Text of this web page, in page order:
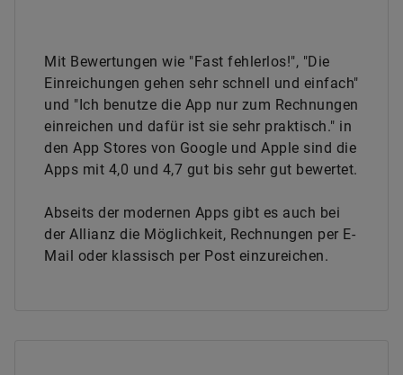
Mit Bewertungen wie "Fast fehlerlos!", "Die
Einreichungen gehen sehr schnell und einfach"
und "Ich benutze die App nur zum Rechnungen
einreichen und dafür ist sie sehr praktisch." in
den App Stores von Google und Apple sind die
Apps mit 4,0 und 4,7 gut bis sehr gut bewertet.
Abseits der modernen Apps gibt es auch bei
der Allianz die Möglichkeit, Rechnungen per E-
Mail oder klassisch per Post einzureichen.